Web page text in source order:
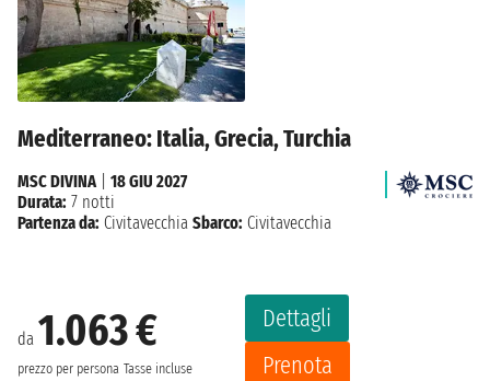
Mediterraneo: Italia, Grecia, Turchia
da 1.063 €
prezzo per persona Tasse incluse
Dettagli
Prenota
MSC DIVINA
18 GIU 2027
Durata: 7 notti
Partenza da: Civitavecchia Sbarco: Civitavecchia